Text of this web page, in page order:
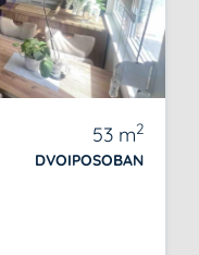
53 m2
DVOIPOSOBAN